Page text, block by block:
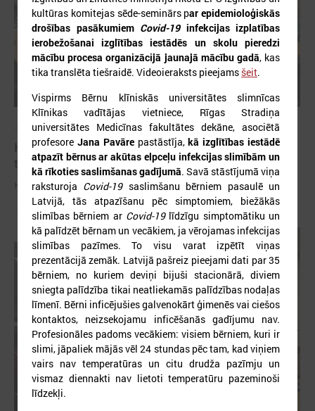
2026. gada 13. jūlijs
Komitejā diskutēja par Dziesmu un deju svētku
turpmāko organizāciju
Komitejā diskutēja par Dziesmu un deju svētku turpmāko organizāciju
kultūras komitejas sēde-seminārs par epidemioloģiskās
drošības pasākumiem Covid-19infekcijas izplatības
ierobežošanai izglītības iestādēs un skolu pieredzi
mācību procesa organizācijā jaunajā mācību gadā, kas
tika translēta tiešraidē. Videoieraksts pieejams šeit.
Vispirms Bērnu klīniskās universitātes slimnīcas
Klīnikas vadītājas vietniece, Rīgas Stradiņa
universitātes Medicīnas fakultātes dekāne, asociētā
profesore Jana Pavārepastāstīja,kā izglītības iestādē
atpazīt bērnus ar akūtas elpceļu infekcijas slimībām un
kā rīkoties saslimšanas gadījumā. Savā stāstījumā viņa
raksturoja Covid-19saslimšanu bērniem pasaulē un
Latvijā, tās atpazīšanu pēc simptomiem, biežākās
slimības bērniem ar Covid-19līdzīgu simptomātiku un
kā palīdzēt bērnam un vecākiem, ja vērojamas infekcijas
slimības pazīmes. To visu varat izpētīt viņas
prezentācijā zemāk. Latvijā pašreiz pieejami dati par 35
bērniem, no kuriem deviņi bijuši stacionārā, diviem
sniegta palīdzība tikai neatliekamās palīdzības nodaļas
līmenī. Bērni inficējušies galvenokārt ģimenēs vai ciešos
kontaktos, neizsekojamu inficēšanās gadījumu nav.
Profesionāles padoms vecākiem: visiem bērniem, kuri ir
slimi, jāpaliek mājās vēl 24 stundas pēc tam, kad viņiem
vairs nav temperatūras un citu drudža pazīmju un
vismaz diennakti nav lietoti temperatūru pazeminoši
līdzekļi.